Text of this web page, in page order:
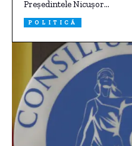
Președintele Nicușor…
POLITICĂ